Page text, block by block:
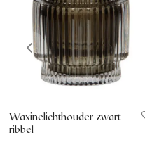
Waxinelichthouder zwart
ribbel